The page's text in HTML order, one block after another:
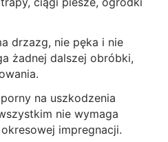
drzazg, nie pęka i nie
żadnej dalszej obróbki,
na uszkodzenia
nie wymaga
impregnacji.